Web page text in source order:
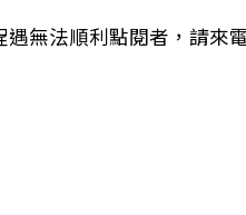
無法順利點閱者，請來